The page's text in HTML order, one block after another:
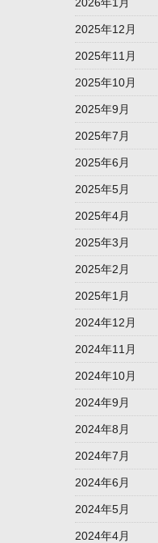
2025年12月
2025年11月
2025年10月
2025年9月
2025年7月
2025年6月
2025年5月
2025年4月
2025年3月
2025年2月
2025年1月
2024年12月
2024年11月
2024年10月
2024年9月
2024年8月
2024年7月
2024年6月
2024年5月
2024年4月